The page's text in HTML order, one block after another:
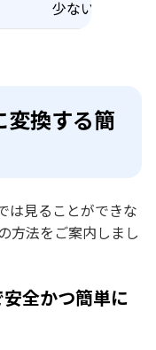
少ない
換する簡
は見ることができな
方法をご案内しまし
全かつ簡単に